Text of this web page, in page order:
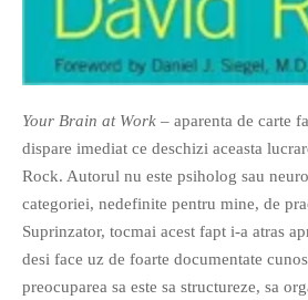
Your Brain at Work – aparenta de carte
dispare imediat ce deschizi aceasta
Rock. Autorul nu este psiholog sau
categoriei, nedefinite pentru mine, de
Suprinzator, tocmai acest fapt i-a atras
desi face uz de foarte documentate
preocuparea sa este sa structureze, sa